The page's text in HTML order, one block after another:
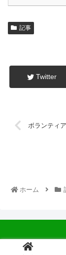
記事
Twitter
ボランティ
ホーム